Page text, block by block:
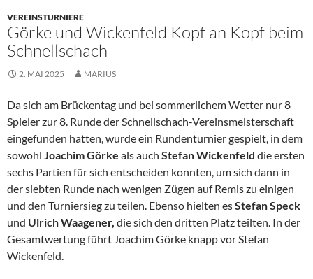
VEREINSTURNIERE
Görke und Wickenfeld Kopf an Kopf beim
Schnellschach
2. MAI 2025 MARIUS
Da sich am Brückentag und bei sommerlichem Wetter nur 8
Spieler zur 8. Runde der Schnellschach-Vereinsmeisterschaft
eingefunden hatten, wurde ein Rundenturnier gespielt, in dem
sowohl Joachim Görke als auch Stefan Wickenfeld die ersten
sechs Partien für sich entscheiden konnten, um sich dann in
der siebten Runde nach wenigen Zügen auf Remis zu einigen
und den Turniersieg zu teilen. Ebenso hielten esStefan Speck
und Ulrich Waagener, die sich den dritten Platz teilten. In der
Gesamtwertung führt Joachim Görke knapp vor Stefan
Wickenfeld.